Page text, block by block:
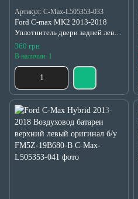
Артикул: C-Max-L505353-033
Ford C-max MK2 2013-2018
Уплотнитель двери задней левой
оригинал б/у AM5Z-58253A11-B
360 грн
В наличии: 1